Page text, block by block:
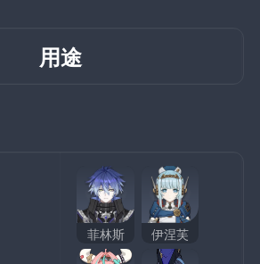
用途
菲林斯 伊涅芙